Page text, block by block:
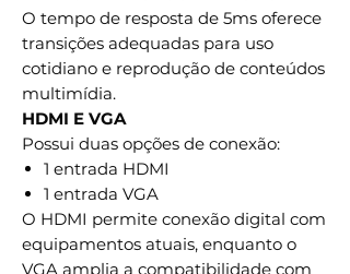
O tempo de resposta de 5ms oferece
transições adequadas para uso
cotidiano e reprodução de conteúdos
multimídia.
HDMI E VGA
Possui duas opções de conexão:
1 entrada HDMI
1 entrada VGA
O HDMI permite conexão digital com
equipamentos atuais, enquanto o
VGA amplia a compatibilidade com